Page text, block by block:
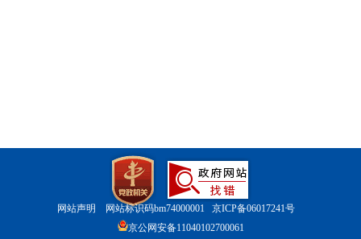
网站声明 网站标识码bm74000001 京ICP备06017241号
京公网安备11040102700061